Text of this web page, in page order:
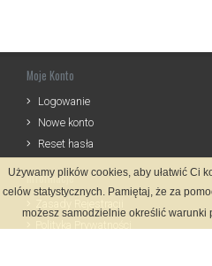
Moje Konto
Logowanie
Nowe konto
Reset hasła
Informacje
Używamy plików cookies, aby ułatwić Ci
celów statystycznych. Pamiętaj, że za
możesz samodzielnie określić warunki